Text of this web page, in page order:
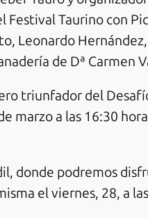
Taurino con
Leonardo Hernández,
de Dª Carmen
triunfador del
marzo a las 16:30
donde podremos
el viernes, 28, a